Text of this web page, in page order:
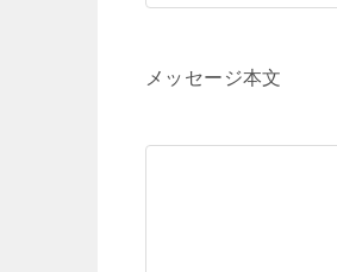
メッセージ本文